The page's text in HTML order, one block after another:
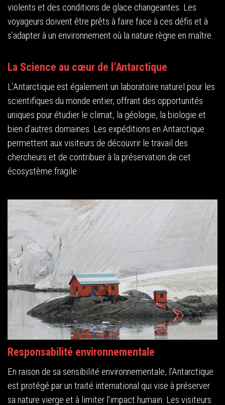
violents et des conditions de glace changeantes. Les
voyageurs doivent être prêts à faire face à ces défis et à
s’adapter à un environnement où la nature règne en maître.
La Science au cœur de l’Antarctique
L’Antarctique est également un laboratoire naturel pour les
scientifiques du monde entier, offrant des opportunités
uniques pour étudier le climat, la géologie, la biologie et
bien d’autres domaines. Les expéditions en Antarctique
permettent aux visiteurs de découvrir le travail des
chercheurs et de contribuer à la préservation de cet
écosystème fragile.
Responsabilité environnementale
En raison de sa sensibilité environnementale, l’Antarctique
est protégé par un traité international qui vise à préserver
sa nature vierge et à limiter l’impact humain. Les visiteurs